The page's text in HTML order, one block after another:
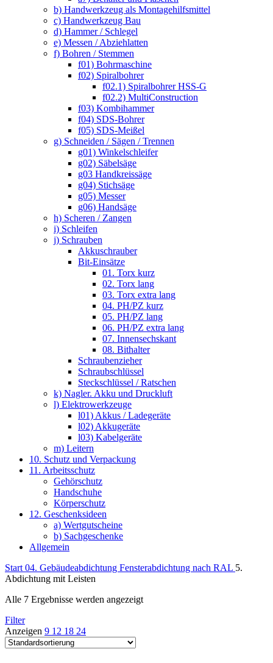
b) Handwerkzeug als Montagehilfsmittel
c) Handwerkzeug Bau
d) Hammer / Schlegel
e) Messen / Abziehlatten
f) Bohren / Stemmen
f01) Bohrmaschine
f02) Spiralbohrer
f02.1) Spiralbohrer HSS-G
f02.2) MultiConstruction
f03) Kombihammer
f04) SDS-Bohrer
f05) SDS-Meißel
g) Schneiden / Sägen / Trennen
g01) Winkelschleifer
g02) Säbelsäge
g03 Handkreissäge
g04) Stichsäge
g05) Messer
g06) Handsäge
h) Scheren / Zangen
i) Schleifen
j) Schrauben
Akkuschrauber
Bit-Einsätze
01. Torx kurz
02. Torx lang
03. Torx extra lang
04. PH/PZ kurz
05. PH/PZ lang
06. PH/PZ extra lang
07. Innensechskant
08. Bithalter
Schraubenzieher
Schraubschlüssel
Steckschlüssel / Ratschen
k) Nagler. Akku und Druckluft
l) Elektrowerkzeuge
l01) Akkus / Ladegeräte
l02) Akkugeräte
l03) Kabelgeräte
m) Leitern
10. Schutz und Verpackung
11. Arbeitsschutz
Gehörschutz
Handschuhe
Körperschutz
12. Geschenksideen
a) Wertgutscheine
b) Sachgeschenke
Allgemein
Start 04. Gebäudeabdichtung Fensterabdichtung nach RAL 5.
Abdichtung mit Leisten
Alle 7 Ergebnisse werden angezeigt
Filter
Anzeigen 9 12 18 24